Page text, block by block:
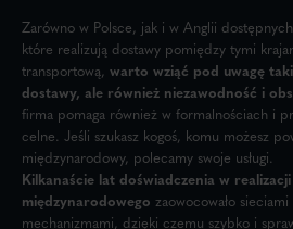
Zarówno w Polsce, jak i w Anglii
które realizują dostawy pomiędzy tymi
transportową, warto wziąć pod uwagę
dostawy, ale również niezawodność i
firma pomaga również w formalnościach i
celne. Jeśli szukasz kogoś, komu możesz
międzynarodowy, polecamy swoje usługi.
Kilkanaście lat doświadczenia w
międzynarodowego zaowocowało
mechanizmami, dzięki czemu szybko i